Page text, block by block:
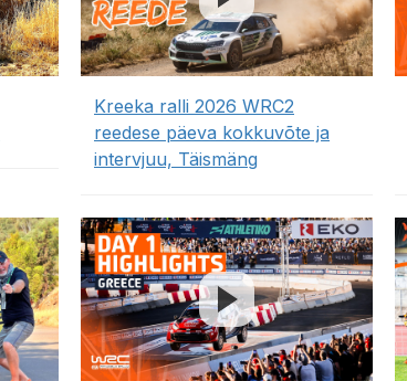
Kreeka ralli 2026 WRC2
reedese päeva kokkuvõte ja
intervjuu, Täismäng